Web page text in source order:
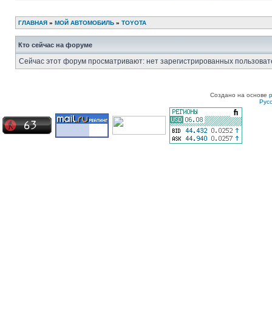
ГЛАВНАЯ » МОЙ АВТОМОБИЛЬ » TOYOTA
Кто сейчас на форуме
Сейчас этот форум просматривают: нет зарегистрированных
Создано на основе